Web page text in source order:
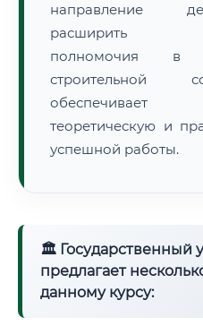
🔍Нажмите на документ
направление
расширить
полномочия в
строительной
теоретическую и
успешной работы.
🏛 Государственный
предлагает
данному курсу: